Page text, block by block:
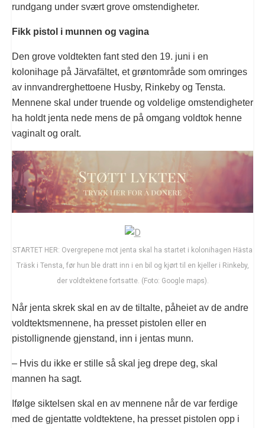
rundgang under svært grove omstendigheter.
Fikk pistol i munnen og vagina
Den grove voldtekten fant sted den 19. juni i en
kolonihage på Järvafältet, et grøntområde som omringes
av innvandrerghettoene Husby, Rinkeby og Tensta.
Mennene skal under truende og voldelige omstendigheter
ha holdt jenta nede mens de på omgang voldtok henne
vaginalt og oralt.
STARTET HER: Overgrepene mot jenta skal ha startet i kolonihagen Hästa
Träsk i Tensta, før hun ble dratt inn i en bil og kjørt til en kjeller i Rinkeby,
der voldtektene fortsatte. (Foto: Google maps).
Når jenta skrek skal en av de tiltalte, påheiet av de andre
voldtektsmennene, ha presset pistolen eller en
pistollignende gjenstand, inn i jentas munn.
– Hvis du ikke er stille så skal jeg drepe deg, skal
mannen ha sagt.
Ifølge siktelsen skal en av mennene når de var ferdige
med de gjentatte voldtektene, ha presset pistolen opp i